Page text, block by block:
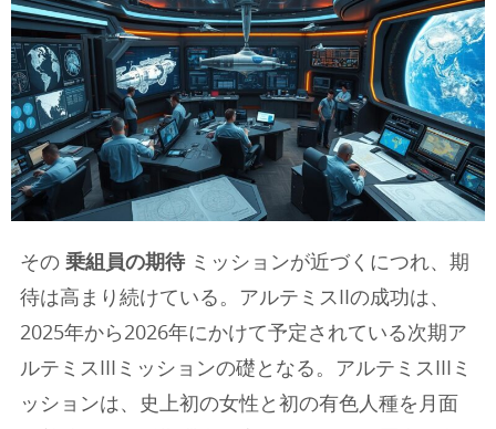
その 乗組員の期待ミッションが近づくにつれ、期
待は高まり続けている。アルテミスIIの成功は、
2025年から2026年にかけて予定されている次期ア
ルテミスIIIミッションの礎となる。アルテミスIIIミ
ッションは、史上初の女性と初の有色人種を月面